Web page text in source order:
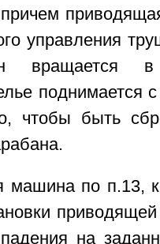
управления
вращается в
поднимается
чтобы быть
машина по п.13,
на